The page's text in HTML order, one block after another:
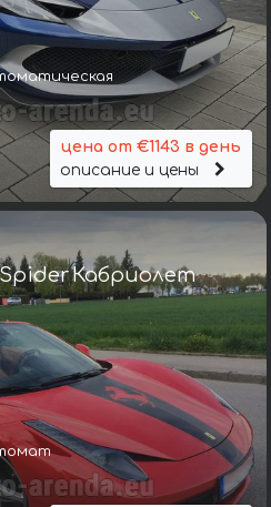
цена от €1143 в день
описание и цены
Кабриолет